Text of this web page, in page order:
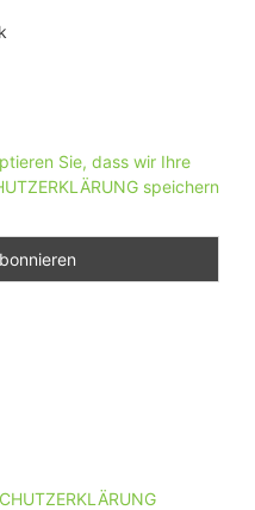
Sie, dass wir Ihre
speichern